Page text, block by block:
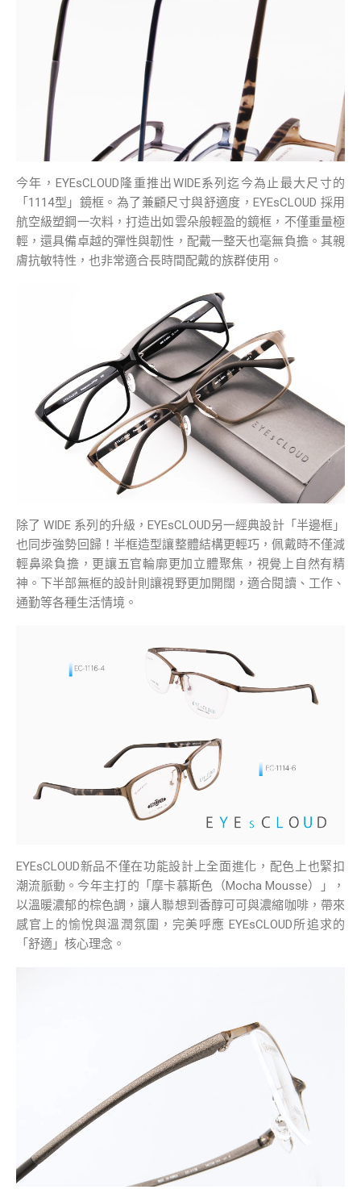
今年，EYEsCLOUD隆重推出WIDE系列迄今為止最大尺寸的
「1114型」鏡框。為了兼顧尺寸與舒適度，EYEsCLOUD 採用
航空級塑鋼一次料，打造出如雲朵般輕盈的鏡框，不僅重量極
輕，還具備卓越的彈性與韌性，配戴一整天也毫無負擔。其親
膚抗敏特性，也非常適合長時間配戴的族群使用。
除了 WIDE 系列的升級，EYEsCLOUD另一經典設計「半邊框」
也同步強勢回歸！半框造型讓整體結構更輕巧，佩戴時不僅減
輕鼻梁負擔，更讓五官輪廓更加立體聚焦，視覺上自然有精
神。下半部無框的設計則讓視野更加開闊，適合閱讀、工作、
通勤等各種生活情境。
EYEsCLOUD新品不僅在功能設計上全面進化，配色上也緊扣
潮流脈動。今年主打的「摩卡慕斯色（Mocha Mousse）」，
以溫暖濃郁的棕色調，讓人聯想到香醇可可與濃縮咖啡，帶來
感官上的愉悅與溫潤氛圍，完美呼應 EYEsCLOUD所追求的
「舒適」核心理念。